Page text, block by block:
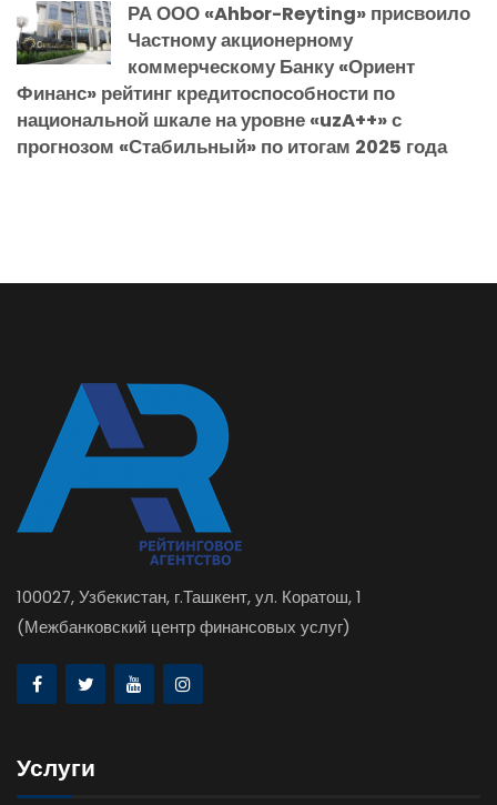
РА ООО «Ahbor-Reyting» присвоило
Частному акционерному
коммерческому Банку «Ориент
Финанс» рейтинг кредитоспособности по
национальной шкале на уровне «uzA++» с
прогнозом «Стабильный» по итогам 2025 года
100027, Узбекистан, г.Ташкент, ул. Коратош, 1
(Межбанковский центр финансовых услуг)
Услуги